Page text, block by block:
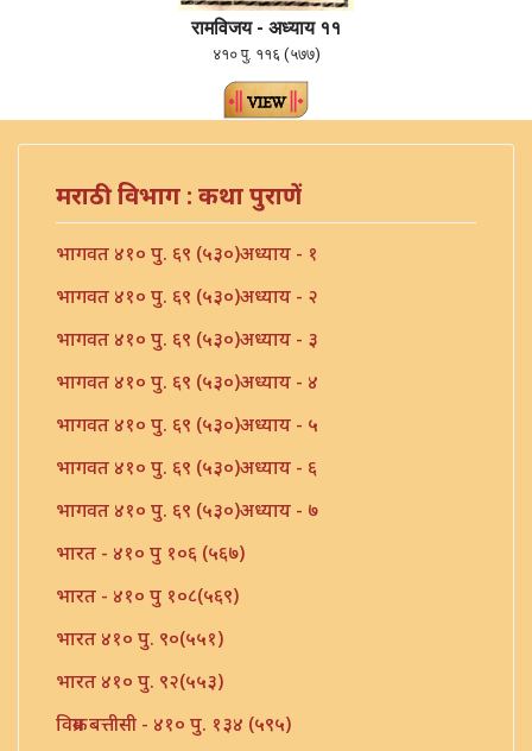
रामविजय - अध्याय ११
४१० पु. ११६ (५७७)
मराठी विभाग : कथा पुराणें
भागवत ४१० पु. ६९ (५३०)अध्याय - १
भागवत ४१० पु. ६९ (५३०)अध्याय - २
भागवत ४१० पु. ६९ (५३०)अध्याय - ३
भागवत ४१० पु. ६९ (५३०)अध्याय - ४
भागवत ४१० पु. ६९ (५३०)अध्याय - ५
भागवत ४१० पु. ६९ (५३०)अध्याय - ६
भागवत ४१० पु. ६९ (५३०)अध्याय - ७
भारत - ४१० पु १०६ (५६७)
भारत - ४१० पु १०८(५६९)
भारत ४१० पु. ९०(५५१)
भारत ४१० पु. ९२(५५३)
विक्रम बत्तीसी - ४१० पु. १३४ (५९५)